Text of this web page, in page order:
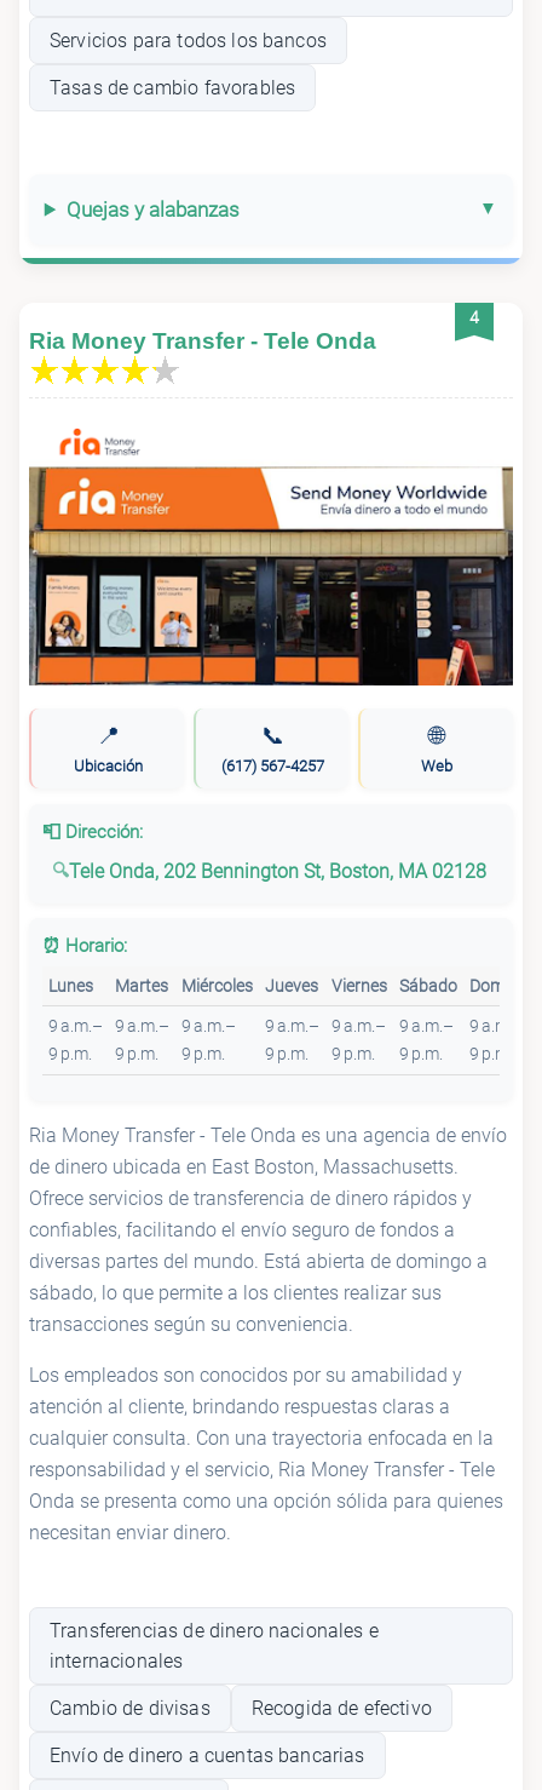
Servicios para todos los bancos
Tasas de cambio favorables
Quejas y alabanzas
4
Ria Money Transfer - Tele Onda
📍
Ubicación
📞
(617) 567-4257
🌐
Web
📮 Dirección:
Tele Onda, 202 Bennington St, Boston, MA 02128
⏰ Horario:
Lunes Martes Miércoles Jueves Viernes Sábado Domingo
9 a.m.–
9 p.m.
9 a.m.–
9 p.m.
9 a.m.–
9 p.m.
9 a.m.–
9 p.m.
9 a.m.–
9 p.m.
9 a.m.–
9 p.m.
9 a.m.–
9 p.m.
Ria Money Transfer - Tele Onda es una agencia de envío
de dinero ubicada en East Boston, Massachusetts.
Ofrece servicios de transferencia de dinero rápidos y
confiables, facilitando el envío seguro de fondos a
diversas partes del mundo. Está abierta de domingo a
sábado, lo que permite a los clientes realizar sus
transacciones según su conveniencia.
Los empleados son conocidos por su amabilidad y
atención al cliente, brindando respuestas claras a
cualquier consulta. Con una trayectoria enfocada en la
responsabilidad y el servicio, Ria Money Transfer - Tele
Onda se presenta como una opción sólida para quienes
necesitan enviar dinero.
Transferencias de dinero nacionales e
internacionales
Cambio de divisas Recogida de efectivo
Envío de dinero a cuentas bancarias